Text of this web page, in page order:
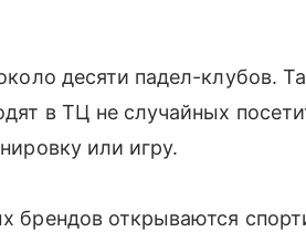
десяти падел-клубов.
в ТЦ не случайных
или игру.
брендов открываются